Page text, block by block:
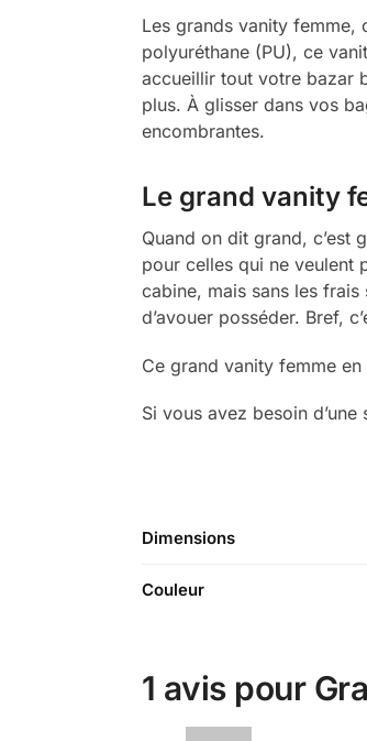
Les grands vanity femme,
polyuréthane (PU), ce
accueillir tout votre bazar
plus. À glisser dans vos
encombrantes.
Le grand vanity
Quand on dit grand, c’est
pour celles qui ne veulent
cabine, mais sans les
d’avouer posséder. Bref,
Ce grand vanity femme
Si vous avez besoin
Dimensions
Couleur
1 avis pour